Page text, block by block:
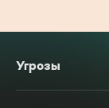
Угрозы